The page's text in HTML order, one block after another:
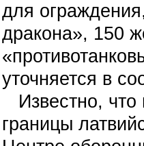
для
дракона», 150
уточняется в
Известно, что
границы